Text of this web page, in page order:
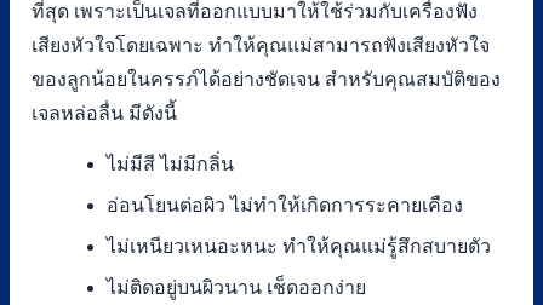
ที่สุด เพราะเป็นเจลที่ออกแบบมาให้ใช้ร่วมกับเครื่องฟัง
เสียงหัวใจโดยเฉพาะ ทำให้คุณแม่สามารถฟังเสียงหัวใจ
ของลูกน้อยในครรภ์ได้อย่างชัดเจน สำหรับคุณสมบัติของ
เจลหล่อลื่น มีดังนี้
ไม่มีสี ไม่มีกลิ่น
อ่อนโยนต่อผิว ไม่ทำให้เกิดการระคายเคือง
ไม่เหนียวเหนอะหนะ ทำให้คุณแม่รู้สึกสบายตัว
ไม่ติดอยู่บนผิวนาน เช็ดออกง่าย